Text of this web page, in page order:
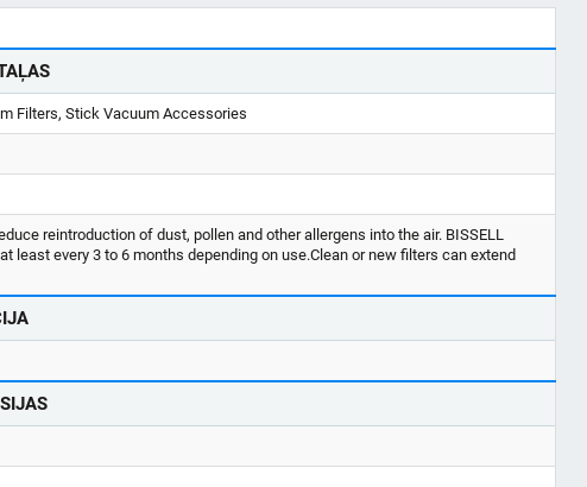
Filters, Stick Vacuum Accessories
reintroduction of dust, pollen and other allergens into the air. BISSELL
least every 3 to 6 months depending on use.Clean or new filters can extend